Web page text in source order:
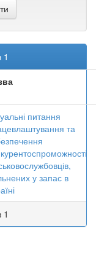
1
питання
та
у запас в
1